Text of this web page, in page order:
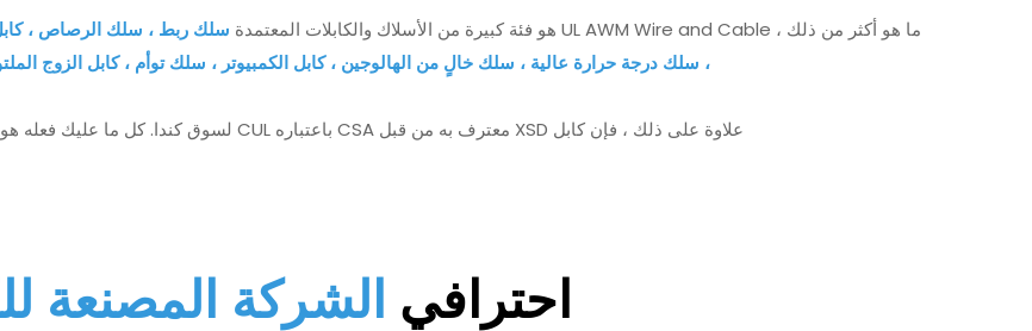
ما هو أكثر من ذلك ، UL AWM Wire and Cable هو فئة كبيرة من الأسلاك والكابلات المعتمدة
سلك ربط ، سلك الرصاص ،
، سلك درجة حرارة عالية ، سلك خالٍ من الهالوجين ، كابل الكمبيوتر ، سلك توأم ، كابل الزوج
علاوة على ذلك ، فإن كابل XSD معترف به من قبل CSA باعتباره CUL لسوق كندا. كل ما عليك فعله هو تحديد سلك أو كابل UL AWM عملي وملائم لاستخدامك المحدد.
احترافي الشركة المصنعة